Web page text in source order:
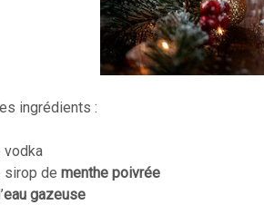
ingrédients :
vodka
sirop de menthe poivrée
eau gazeuse